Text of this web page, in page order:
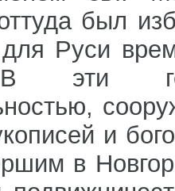
был
Руси
эти
и
в